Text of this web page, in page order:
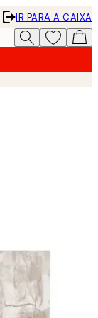
IR PARA A CAIXA